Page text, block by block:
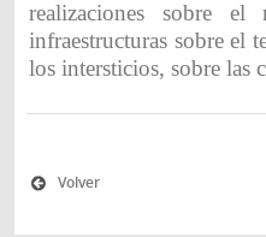
realizaciones sobre el
infraestructuras sobre el
los intersticios, sobre las
Volver